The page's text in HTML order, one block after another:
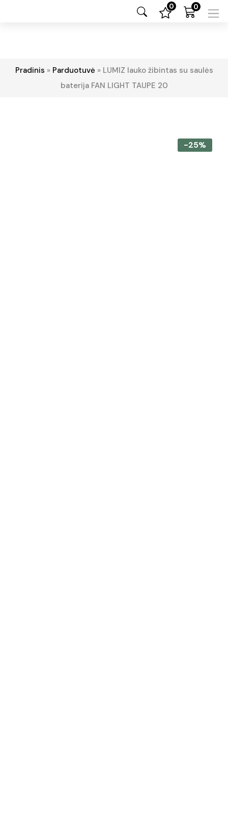
0 0
Pradinis » Parduotuvė » LUMIZ lauko žibintas su saulės
baterija FAN LIGHT TAUPE 20
-25%